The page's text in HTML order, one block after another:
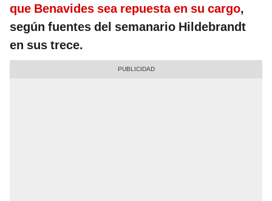
que Benavides sea repuesta en su cargo,
según fuentes del semanario Hildebrandt
en sus trece.